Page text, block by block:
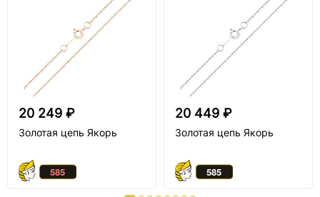
20 249 ₽
Золотая цепь Якорь
20 449 ₽
Золотая цепь Якорь